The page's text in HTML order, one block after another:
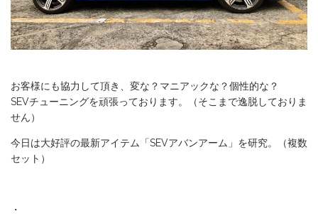
お客様にも協力して頂き、変な？マニアックな？個性的な？
SEVチューニングを頑張っております。（そこまで逸脱しておりま
せん）
今日は大好評の最新アイテム「SEVアバンアーム」を研究。（複数
セット）
・